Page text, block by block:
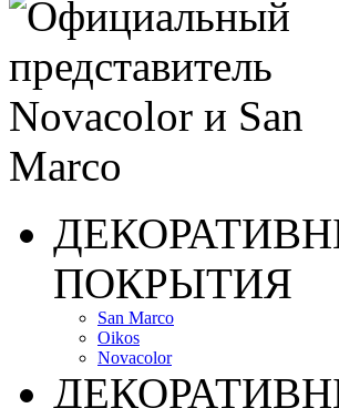
ПОКРЫТИЯ
San Marco
Oikos
Novacolor